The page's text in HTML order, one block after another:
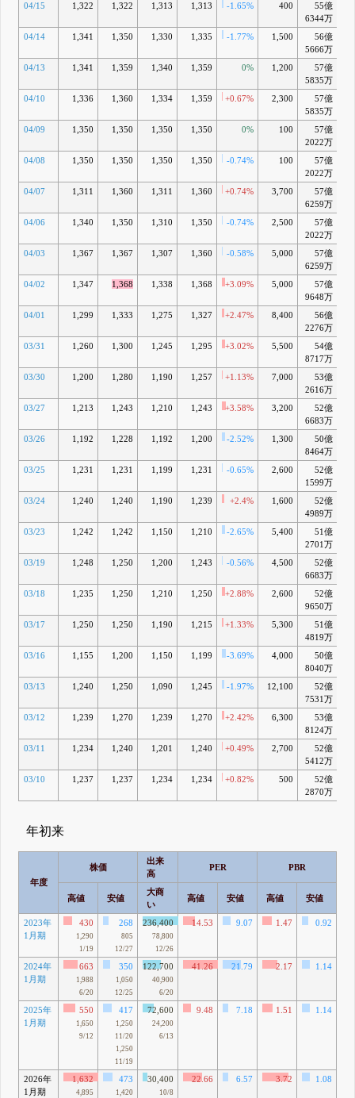
04/15 1,322 1,322 1,313 1,313 -1.65% 400
55億
6344万
04/14 1,341 1,350 1,330 1,335 -1.77% 1,500
56億
5666万
04/13 1,341 1,359 1,340 1,359 0% 1,200
57億
5835万
04/10 1,336 1,360 1,334 1,359 +0.67% 2,300
57億
5835万
04/09 1,350 1,350 1,350 1,350 0% 100
57億
2022万
04/08 1,350 1,350 1,350 1,350 -0.74% 100
57億
2022万
04/07 1,311 1,360 1,311 1,360 +0.74% 3,700
57億
6259万
04/06 1,340 1,350 1,310 1,350 -0.74% 2,500
57億
2022万
04/03 1,367 1,367 1,307 1,360 -0.58% 5,000
57億
6259万
04/02 1,347 1,368 1,338 1,368 +3.09% 5,000
57億
9648万
04/01 1,299 1,333 1,275 1,327 +2.47% 8,400
56億
2276万
03/31 1,260 1,300 1,245 1,295 +3.02% 5,500
54億
8717万
03/30 1,200 1,280 1,190 1,257 +1.13% 7,000
53億
2616万
03/27 1,213 1,243 1,210 1,243 +3.58% 3,200
52億
6683万
03/26 1,192 1,228 1,192 1,200 -2.52% 1,300
50億
8464万
03/25 1,231 1,231 1,199 1,231 -0.65% 2,600
52億
1599万
03/24 1,240 1,240 1,190 1,239 +2.4% 1,600
52億
4989万
03/23 1,242 1,242 1,150 1,210 -2.65% 5,400
51億
2701万
03/19 1,248 1,250 1,200 1,243 -0.56% 4,500
52億
6683万
03/18 1,235 1,250 1,210 1,250 +2.88% 2,600
52億
9650万
03/17 1,250 1,250 1,190 1,215 +1.33% 5,300
51億
4819万
03/16 1,155 1,200 1,150 1,199 -3.69% 4,000
50億
8040万
03/13 1,240 1,250 1,090 1,245 -1.97% 12,100
52億
7531万
03/12 1,239 1,270 1,239 1,270 +2.42% 6,300
53億
8124万
03/11 1,234 1,240 1,201 1,240 +0.49% 2,700
52億
5412万
03/10 1,237 1,237 1,234 1,234 +0.82% 500
52億
2870万
年初来
年度
株価
出来
高
PER PBR
高値 安値
大商
い
高値 安値 高値 安値
2023年
1月期
430
1,290
1/19
268
805
12/27
236,400
78,800
12/26
14.53 9.07 1.47 0.92
2024年
1月期
663
1,988
6/20
350
1,050
12/25
122,700
40,900
6/20
41.26 21.79 2.17 1.14
2025年
1月期
550
1,650
9/12
417
1,250
11/20
1,250
11/19
72,600
24,200
6/13
9.48 7.18 1.51 1.14
2026年
1月期
1,632
4,895
473
1,420
30,400
10/8
22.66 6.57 3.72 1.08